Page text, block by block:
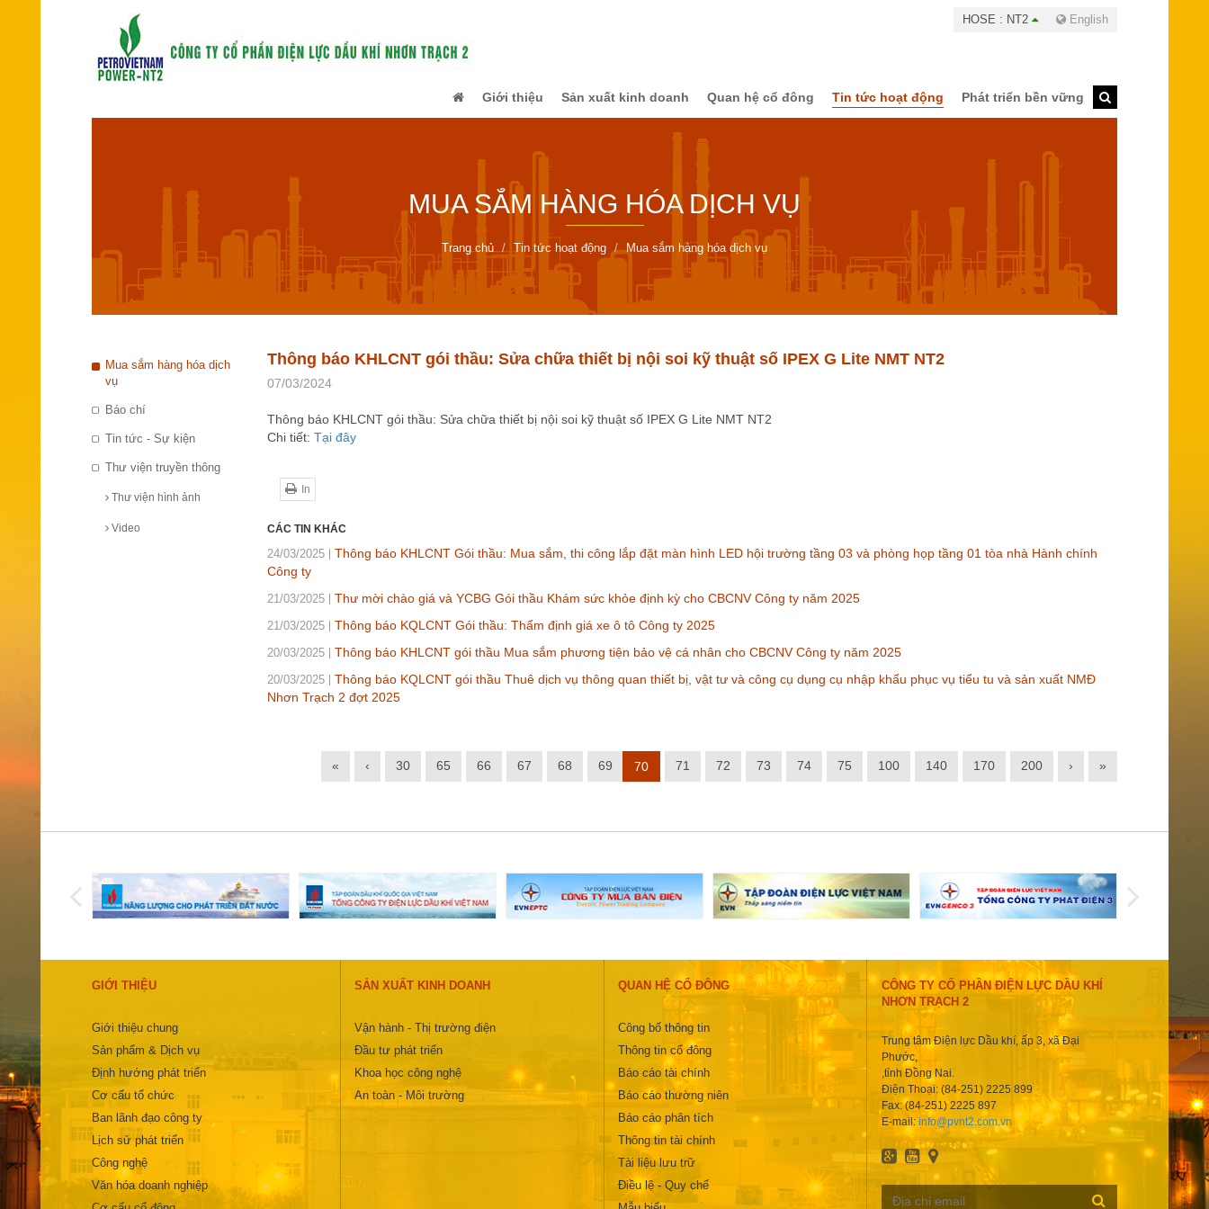
HOSE : NT2 English
Giới thiệu Sản xuất kinh doanh Quan hệ cổ đông Tin tức hoạt động Phát triển bền vững
MUA SẮM HÀNG HÓA DỊCH VỤ
Trang chủ Tin tức hoạt động Mua sắm hàng hóa dịch vụ
Mua sắm hàng hóa dịch
vụ
Báo chí
Tin tức - Sự kiện
Thư viện truyền thông
Thư viện hình ảnh
Video
Thông báo KHLCNT gói thầu: Sửa chữa thiết bị nội soi kỹ thuật số IPEX G Lite NMT NT2
07/03/2024
Thông báo KHLCNT gói thầu: Sửa chữa thiết bị nội soi kỹ thuật số IPEX G Lite NMT NT2
Chi tiết: Tại đây
In
CÁC TIN KHÁC
24/03/2025
Thông báo KHLCNT Gói thầu: Mua sắm, thi công lắp đặt màn hình LED hội trường tầng 03 và phòng họp tầng 01 tòa nhà Hành chính
Công ty
21/03/2025 Thư mời chào giá và YCBG Gói thầu Khám sức khỏe định kỳ cho CBCNV Công ty năm 2025
21/03/2025 Thông báo KQLCNT Gói thầu: Thẩm định giá xe ô tô Công ty 2025
20/03/2025 Thông báo KHLCNT gói thầu Mua sắm phương tiện bảo vệ cá nhân cho CBCNV Công ty năm 2025
20/03/2025
Thông báo KQLCNT gói thầu Thuê dịch vụ thông quan thiết bị, vật tư và công cụ dụng cụ nhập khẩu phục vụ tiểu tu và sản xuất NMĐ
Nhơn Trạch 2 đợt 2025
« ‹ 30 65 66 67 68 69 70 71 72 73 74 75 100 140 170 200 › »
GIỚI THIỆU
Giới thiệu chung
Sản phẩm & Dịch vụ
Định hướng phát triển
Cơ cấu tổ chức
Ban lãnh đạo công ty
Lịch sử phát triển
Công nghệ
Văn hóa doanh nghiệp
SẢN XUẤT KINH DOANH
Vận hành - Thị trường điện
Đầu tư phát triển
Khoa học công nghệ
An toàn - Môi trường
QUAN HỆ CỔ ĐÔNG
Công bố thông tin
Thông tin cổ đông
Báo cáo tài chính
Báo cáo thường niên
Báo cáo phân tích
Thông tin tài chính
Tài liệu lưu trữ
Điều lệ - Quy chế
CÔNG TY CỔ PHẦN ĐIỆN LỰC DẦU KHÍ
NHƠN TRẠCH 2
Trung tâm Điện lực Dầu khí, ấp 3, xã Đại
Phước,
,tỉnh Đồng Nai.
Điện Thoại: (84-251) 2225 899
Fax: (84-251) 2225 897
E-mail: info@pvnt2.com.vn